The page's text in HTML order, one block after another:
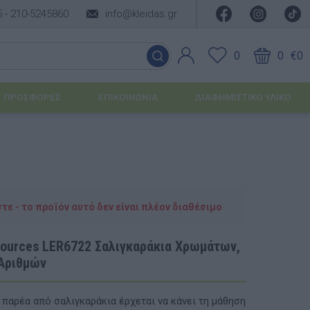
- 210-5245860 info@kleidas.gr
0 0 €0
Ιδέες για το Πάσχα
Καλοκαιρινές Επιλογές
ΠΡΟΣΦΟΡΈΣ ΕΠΙΚΟΙΝΩΝΊΑ ΔΙΑΦΗΜΙΣΤΙΚΟ ΥΛΙΚΟ
- το προϊόν αυτό δεν είναι πλέον διαθέσιμο
LER6722 Σαλιγκαράκια Χρωμάτων,
από σαλιγκαράκια έρχεται να κάνει τη μάθηση